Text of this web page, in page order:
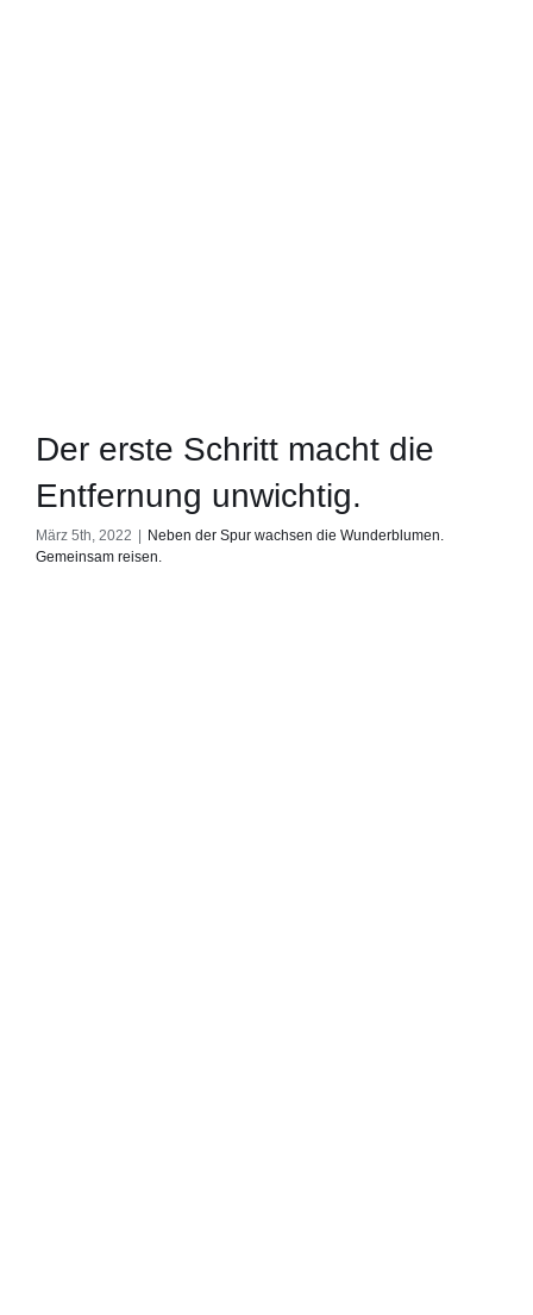
Der erste Schritt macht die
Entfernung unwichtig.
März 5th, 2022 | Neben der Spur wachsen die Wunderblumen.
Gemeinsam reisen.